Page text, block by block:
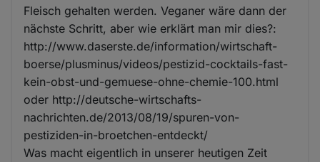
Fleisch gehalten werden. Veganer wäre dann der
nächste Schritt, aber wie erklärt man mir dies?:
http://www.daserste.de/information/wirtschaft-
boerse/plusminus/videos/pestizid-cocktails-fast-
kein-obst-und-gemuese-ohne-chemie-100.html
oder http://deutsche-wirtschafts-
nachrichten.de/2013/08/19/spuren-von-
pestiziden-in-broetchen-entdeckt/
Was macht eigentlich in unserer heutigen Zeit